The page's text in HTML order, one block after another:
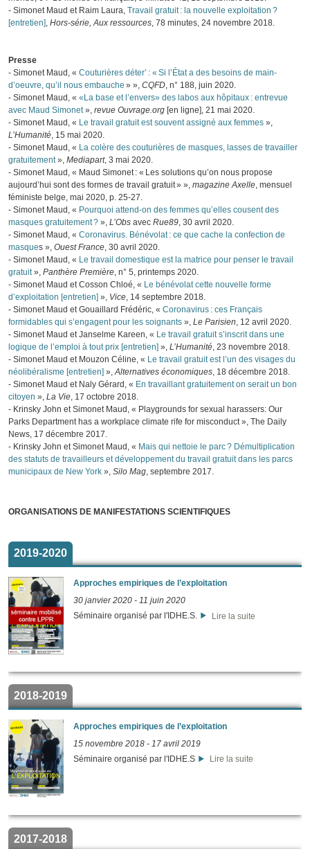
- Simonet Maud et Raim Laura, Travail gratuit : la nouvelle exploitation ?
[entretien] Hors-série, Aux ressources , 78 minutes, 24 novembre 2018.
Presse
- Simonet Maud, « Couturières déter’ : « Si l’État a des besoins de main-
d’oeuvre, qu’il nous embauche » », CQFD , n° 188, juin 2020.
- Simonet Maud, « «La base et l’envers» des labos aux hôpitaux : entrevue
avec Maud Simonet », revue Ouvrage.org [en ligne], 21 mai 2020.
- Simonet Maud, « Le travail gratuit est souvent assigné aux femmes »,
L’Humanité , 15 mai 2020.
- Simonet Maud, « La colère des couturières de masques, lasses de travailler
gratuitement », Mediapart, 3 mai 2020.
- Simonet Maud, « Maud Simonet : « Les solutions qu’on nous propose
aujourd’hui sont des formes de travail gratuit » », magazine Axelle , mensuel
féministe belge, mai 2020, p. 25‑27.
- Simonet Maud, « Pourquoi attend-on des femmes qu’elles cousent des
masques gratuitement ? », L’Obs avec Rue89 , 30 avril 2020.
- Simonet Maud, « Coronavirus. Bénévolat : ce que cache la confection de
masques », Ouest France , 30 avril 2020.
- Simonet Maud, « Le travail domestique est la matrice pour penser le travail
gratuit », Panthère Première , n° 5, printemps 2020.
- Simonet Maud et Cosson Chloé, « Le bénévolat cette nouvelle forme
d’exploitation [entretien] », Vice , 14 septembre 2018.
- Simonet Maud et Gouaillard Frédéric, « Coronavirus : ces Français
formidables qui s’engagent pour les soignants », Le Parisien , 12 avril 2020.
- Simonet Maud et Janselme Kareen, « Le travail gratuit s’inscrit dans une
logique de l’emploi à tout prix [entretien] », L’Humanité , 23 novembre 2018.
- Simonet Maud et Mouzon Céline, « Le travail gratuit est l’un des visages du
néolibéralisme [entretien] », Alternatives économiques , 18 décembre 2018.
- Simonet Maud et Naly Gérard, « En travaillant gratuitement on serait un bon
citoyen », La Vie , 17 octobre 2018.
- Krinsky John et Simonet Maud, « Playgrounds for sexual harassers: Our
Parks Department has a workplace climate rife for misconduct », The Daily
News, 17 décembre 2017.
- Krinsky John et Simonet Maud, « Mais qui nettoie le parc ? Démultiplication
des statuts de travailleurs et développement du travail gratuit dans les parcs
municipaux de New York », Silo Mag , septembre 2017.
ORGANISATIONS DE MANIFESTATIONS SCIENTIFIQUES
2019-2020
Approches empiriques de l’exploitation
30 janvier 2020 - 11 juin 2020
Séminaire organisé par l'IDHE.S.
Lire la suite
2018-2019
Approches empiriques de l’exploitation
15 novembre 2018 - 17 avril 2019
Séminaire organisé par l'IDHE.S
Lire la suite
2017-2018